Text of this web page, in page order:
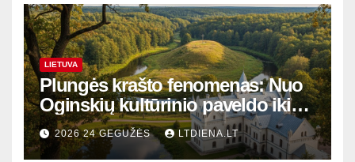
LIETUVA
Plungės krašto fenomenas: Nuo
Oginskių kultūrinio paveldo iki
Žemaitijos gamtos perlų
2026 24 GEGUŽĖS LTDIENA.LT